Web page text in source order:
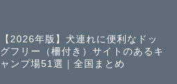
【2026年版】犬連れに便利なドッ
グフリー（柵付き）サイトのあるキ
ャンプ場51選｜全国まとめ